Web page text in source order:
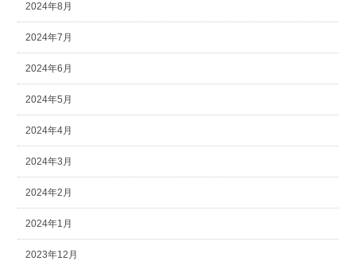
2024年8月
2024年7月
2024年6月
2024年5月
2024年4月
2024年3月
2024年2月
2024年1月
2023年12月